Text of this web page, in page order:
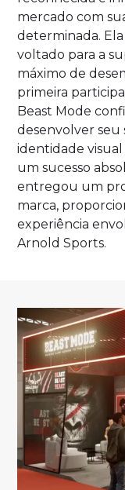
mercado com
determinada.
voltado para a
máximo de
primeira
Beast Mode
desenvolver
identidade
um sucesso
entregou um
marca,
experiência
Arnold Sports.